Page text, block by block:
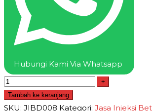
Hubungi Kami Via Whatsapp
+
Tambah ke keranjang
SKU: JIBD008 Kategori: Jasa Injeksi